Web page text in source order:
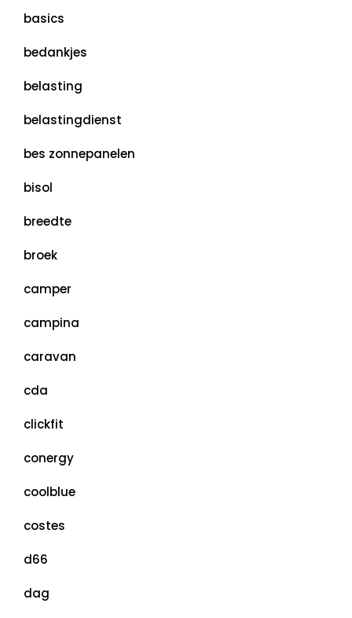
basics
bedankjes
belasting
belastingdienst
bes zonnepanelen
bisol
breedte
broek
camper
campina
caravan
cda
clickfit
conergy
coolblue
costes
d66
dag